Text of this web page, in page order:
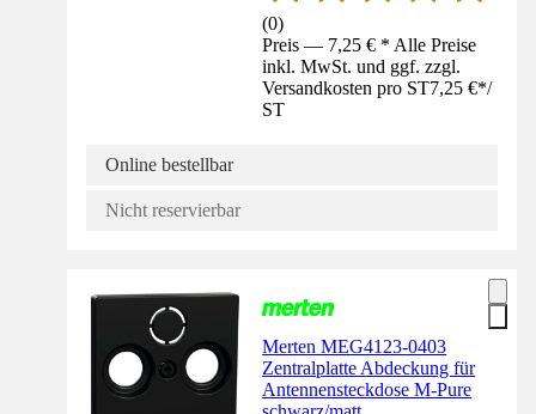
(0)
Preis — 7,25 € * Alle Preise
inkl. MwSt. und ggf. zzgl.
Versandkosten pro ST7,25 €*/
ST
Online bestellbar
Nicht reservierbar
Merten MEG4123-0403
Zentralplatte Abdeckung für
Antennensteckdose M-Pure